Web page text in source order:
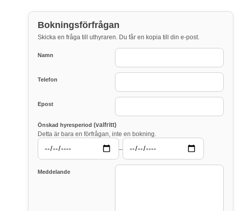
Bokningsförfrågan
Skicka en fråga till uthyraren. Du får en kopia till din e-post.
Namn
Telefon
Epost
Önskad hyresperiod (valfritt)
Detta är bara en förfrågan, inte en bokning.
–
Meddelande